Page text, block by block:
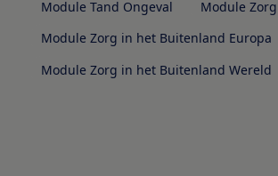
Module Tand Ongeval
Module
Module Zorg in het Buitenland Europa
Module Zorg in het Buitenland Wereld